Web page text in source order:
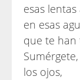
esas lentas
en esas
que te han
los ojos,